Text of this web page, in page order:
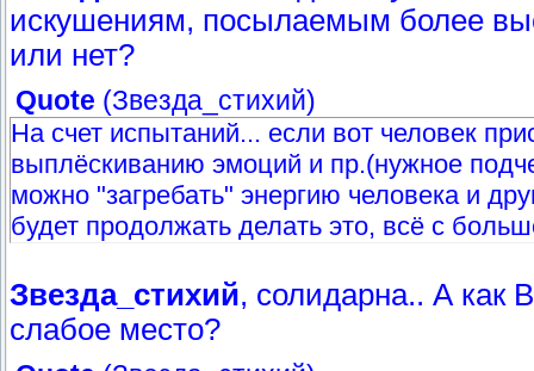
искушениям, посылаемым более
или нет?
Quote (Звезда_стихий)
На счет испытаний... если вот человек
выплёскиванию эмоций и пр.(нужное
можно "загребать" энергию человека и
будет продолжать делать это, всё с
Звезда_стихий, солидарна.. А как
слабое место?